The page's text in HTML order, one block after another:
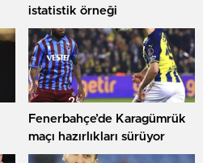
istatistik örneği
Fenerbahçe’de Karagümrük
maçı hazırlıkları sürüyor